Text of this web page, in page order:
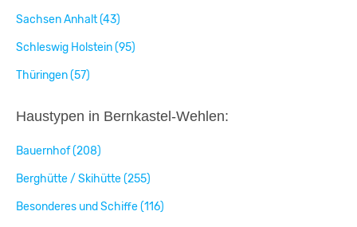
Sachsen Anhalt (43)
Schleswig Holstein (95)
Thüringen (57)
Haustypen in Bernkastel-Wehlen:
Bauernhof (208)
Berghütte / Skihütte (255)
Besonderes und Schiffe (116)